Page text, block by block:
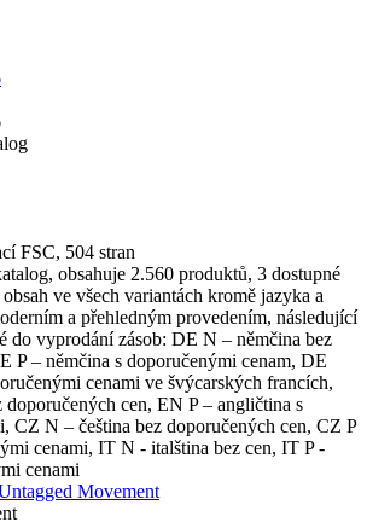
FSC, 504 stran
obsahuje 2.560 produktů, 3 dostupné
ve všech variantách kromě jazyka a
a přehledným provedením, následující
do vyprodání zásob: DE N – němčina bez
P – němčina s doporučenými cenam, DE
cenami ve švýcarských francích,
cen, EN P – angličtina s
CZ N – čeština bez doporučených cen, CZ P
cenami, IT N - italština bez cen, IT P -
cenami
Movement